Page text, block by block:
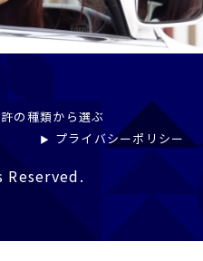
の種類から選ぶ
プライバシーポリシー